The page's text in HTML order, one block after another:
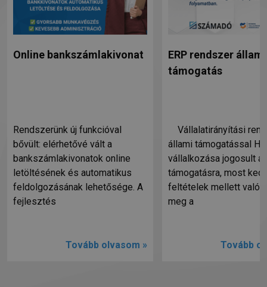
Online bankszámlakivonat
Rendszerünk új funkcióval
bővült: elérhetővé vált a
bankszámlakivonatok online
letöltésének és automatikus
feldolgozásának lehetősége. A
fejlesztés
Tovább olvasom »
ERP rendszer állami
támogatás
Vállalatirányítási
állami támogatással Ha
vállalkozása jogosult
támogatásra, most
feltételek mellett
meg a
Tovább